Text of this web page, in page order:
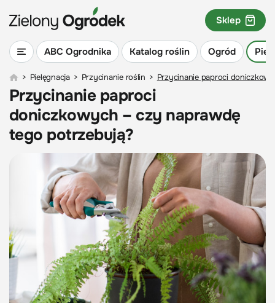
ABC Ogrodnika Katalog roślin Ogród
Sklep
> Pielęgnacja > Przycinanie roślin > Przycinanie paproci
Przycinanie paproci
doniczkowych – czy naprawdę
tego potrzebują?